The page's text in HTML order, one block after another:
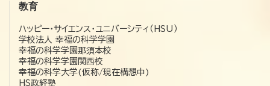
教育
ハッピー・サイエンス・ユニバーシティ（HSU）
学校法人 幸福の科学学園
幸福の科学学園那須本校
幸福の科学学園関西校
幸福の科学大学(仮称/現在構想中)
HS政経塾